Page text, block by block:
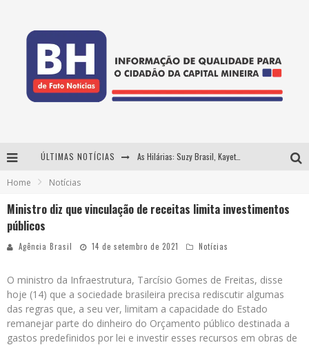
ÚLTIMAS NOTÍCIAS As Hilárias: Suzy Brasil, Kayete e Karoline Absinto retornam a Belo Horizonte para apresentação única no Teatro Sesiminas
Usecorp consolida a 'economia do uso' no B2B brasileiro, vira S.A. e impulsiona expansão com novo fundo estruturado
Home Notícias
Ministro diz que vinculação de receitas limita investimentos
públicos
Agência Brasil 14 de setembro de 2021 Notícias
O ministro da Infraestrutura, Tarcísio Gomes de Freitas, disse
hoje (14) que a sociedade brasileira precisa rediscutir algumas
das regras que, a seu ver, limitam a capacidade do Estado
remanejar parte do dinheiro do Orçamento público destinada a
gastos predefinidos por lei e investir esses recursos em obras de